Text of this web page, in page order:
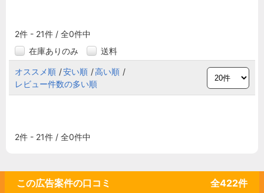
2件 - 21件 / 全0件中
在庫ありのみ
送料
オススメ順 安い順
高い順
レビュー件数の多い順
2件 - 21件 / 全0件中
この広告案件の口コミ 全422件